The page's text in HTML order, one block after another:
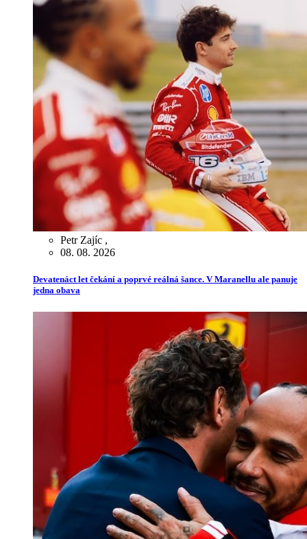
Petr Zajíc ,
08. 08. 2026
Devatenáct let čekání a poprvé reálná šance. V Maranellu ale panuje
jedna obava